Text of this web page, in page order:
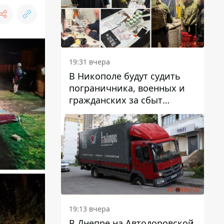
19:31 вчера
В Никополе будут судить
пограничника, военных и
гражданских за сбыт
психотропов
19:13 вчера